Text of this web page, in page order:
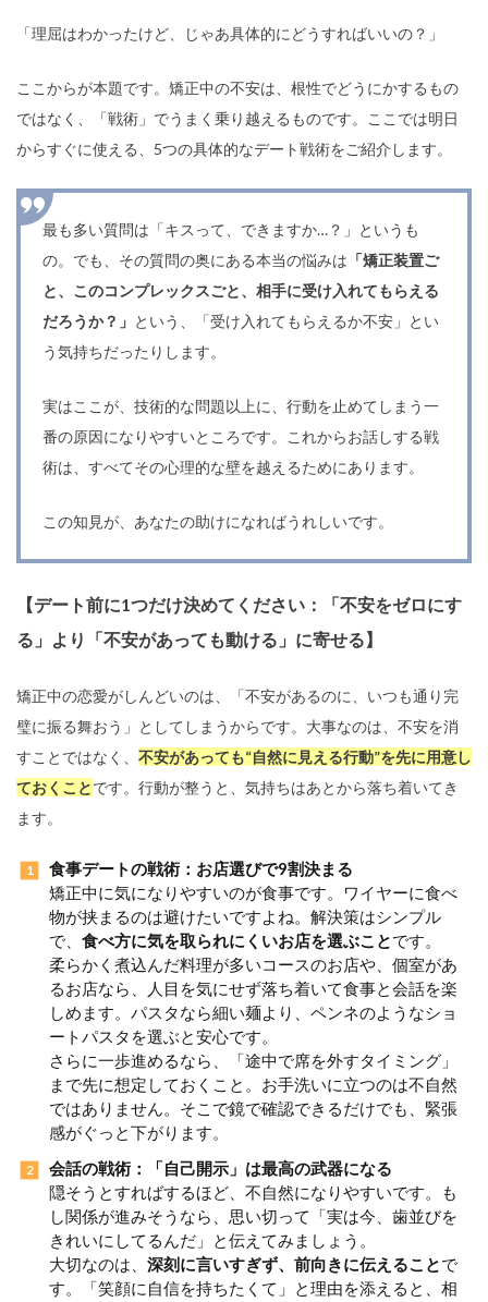
「理屈はわかったけど、じゃあ具体的にどうすればいいの？」
ここからが本題です。矯正中の不安は、根性でどうにかするもの
ではなく、「戦術」でうまく乗り越えるものです。ここでは明日
からすぐに使える、5つの具体的なデート戦術をご紹介します。
最も多い質問は「キスって、できますか…？」というも
の。でも、その質問の奥にある本当の悩みは 「矯正装置ご
と、このコンプレックスごと、相手に受け入れてもらえる
だろうか？」 という、「受け入れてもらえるか不安」とい
う気持ちだったりします。
実はここが、技術的な問題以上に、行動を止めてしまう一
番の原因になりやすいところです。これからお話しする戦
術は、すべてその心理的な壁を越えるためにあります。
この知見が、あなたの助けになればうれしいです。
【デート前に1つだけ決めてください：「不安をゼロにす
る」より「不安があっても動ける」に寄せる】
矯正中の恋愛がしんどいのは、「不安があるのに、いつも通り完
璧に振る舞おう」としてしまうからです。大事なのは、不安を消
すことではなく、 不安があっても“自然に見える行動”を先に用意し
ておくことです。行動が整うと、気持ちはあとから落ち着いてき
ます。
食事デートの戦術：お店選びで9割決まる
矯正中に気になりやすいのが食事です。ワイヤーに食べ
物が挟まるのは避けたいですよね。解決策はシンプル
で、 食べ方に気を取られにくいお店を選ぶことです。
柔らかく煮込んだ料理が多いコースのお店や、個室があ
るお店なら、人目を気にせず落ち着いて食事と会話を楽
しめます。パスタなら細い麺より、ペンネのようなショ
ートパスタを選ぶと安心です。
さらに一歩進めるなら、「途中で席を外すタイミング」
まで先に想定しておくこと。お手洗いに立つのは不自然
ではありません。そこで鏡で確認できるだけでも、緊張
感がぐっと下がります。
会話の戦術：「自己開示」は最高の武器になる
隠そうとすればするほど、不自然になりやすいです。も
し関係が進みそうなら、思い切って「実は今、歯並びを
きれいにしてるんだ」と伝えてみましょう。
大切なのは、 深刻に言いすぎず、前向きに伝えることで
す。「笑顔に自信を持ちたくて」と理由を添えると、相